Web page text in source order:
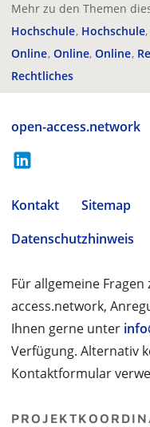
Mehr zu den Themen
Hochschule Hochschule
Online Online Online
Rechtliches
open-access.network
Kontakt Sitemap
Datenschutzhinweis
Für allgemeine
access.network,
Ihnen gerne unter
Verfügung. Alternativ
Kontaktformular